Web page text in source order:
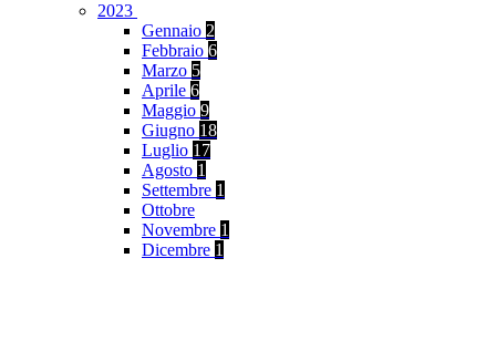
2023
Gennaio 2
Febbraio 6
Marzo 5
Aprile 6
Maggio 9
Giugno 18
Luglio 17
Agosto 1
Settembre 1
Ottobre
Novembre 1
Dicembre 1